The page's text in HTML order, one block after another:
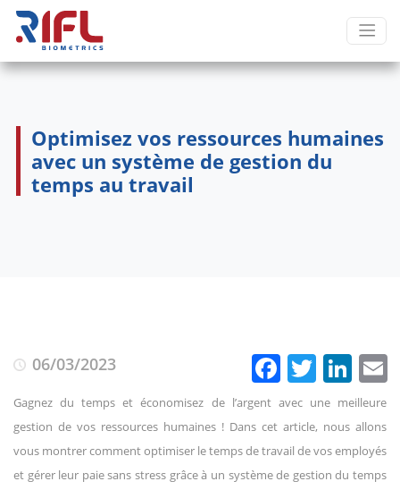
Optimisez vos ressources humaines
avec un système de gestion du
temps au travail
06/03/2023
Gagnez du temps et économisez de l’argent avec une meilleure
gestion de vos ressources humaines ! Dans cet article, nous allons
vous montrer comment optimiser le temps de travail de vos employés
et gérer leur paie sans stress grâce à un système de gestion du temps